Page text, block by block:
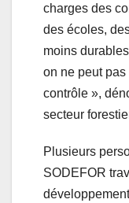
charges des
des écoles,
moins
on ne peut
contrôle »,
secteur
Plusieurs
SODEFOR